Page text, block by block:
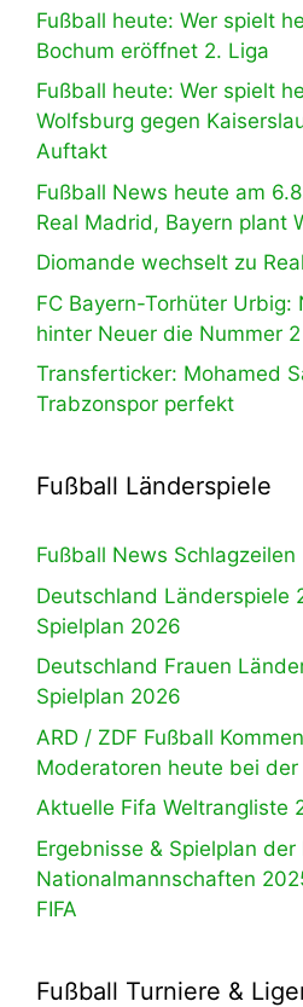
Fußball heute: Wer spielt
Bochum eröffnet 2. Liga
Fußball heute: Wer spielt
Wolfsburg gegen
Auftakt
Fußball News heute am
Real Madrid, Bayern plant
Diomande wechselt zu
FC Bayern-Torhüter Urbig:
hinter Neuer die Nummer
Transferticker: Mohamed
Trabzonspor perfekt
Fußball Länderspiele
Fußball News Schlagzeilen
Deutschland Länderspiele
Spielplan 2026
Deutschland Frauen
Spielplan 2026
ARD / ZDF Fußball
Moderatoren heute bei der
Aktuelle Fifa Weltrangliste
Ergebnisse & Spielplan
Nationalmannschaften
FIFA
Fußball Turniere &